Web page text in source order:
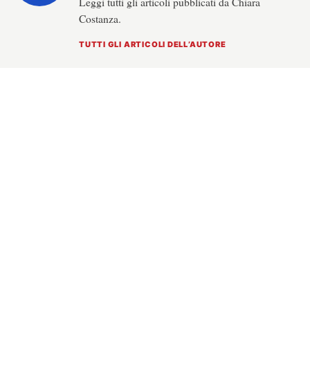
Costanza.
TUTTI GLI ARTICOLI DELL’AUTORE